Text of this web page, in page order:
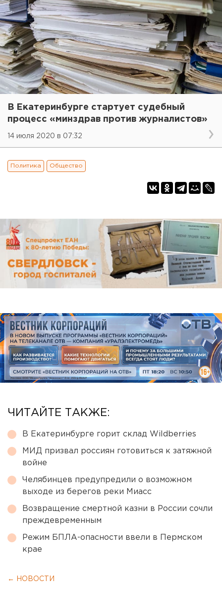
В Екатеринбурге стартует судебный
процесс «минздрав против журналистов»
14 июля 2020 в 07:32
Политика Общество
ЧИТАЙТЕ ТАКЖЕ:
В Екатеринбурге горит склад Wildberries
МИД призвал россиян готовиться к затяжной
войне
Челябинцев предупредили о возможном
выходе из берегов реки Миасс
Возвращение смертной казни в России сочли
преждевременным
Режим БПЛА-опасности ввели в Пермском
крае
← НОВОСТИ